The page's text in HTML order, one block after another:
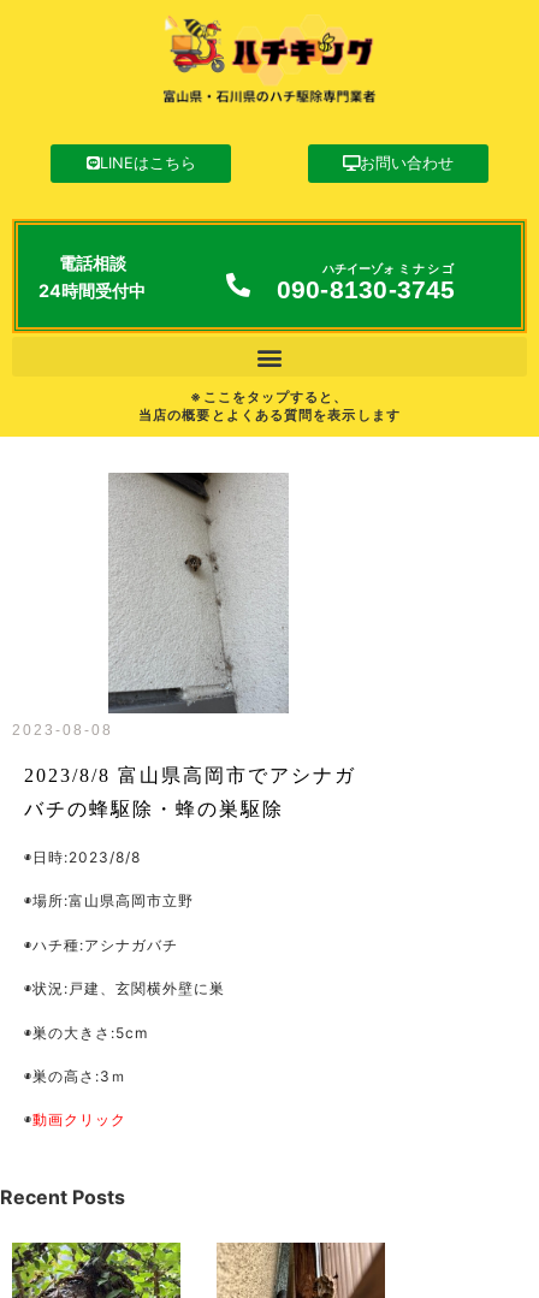
LINEはこちら お問い合わせ
電話相談
24時間受付中
090-8130
ハチイーゾォ
-3745
ミナシゴ
※ここをタップすると、
当店の概要とよくある質問を表示します
2023-08-08
2023/8/8 富山県高岡市でアシナガ
バチの蜂駆除・蜂の巣駆除
◉日時:2023/8/8
◉場所:富山県高岡市立野
◉ハチ種:アシナガバチ
◉状況:戸建、玄関横外壁に巣
◉巣の大きさ :5cm
◉巣の高さ :3ｍ
◉動画クリック
Recent Posts